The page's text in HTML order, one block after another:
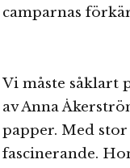
camparnas
Vi måste såklart
av Anna
papper. Med
fascinerande.